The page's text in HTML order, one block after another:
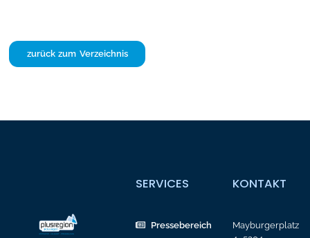
zurück zum Verzeichnis
SERVICES
Pressebereich
KONTAKT
Mayburgerplatz